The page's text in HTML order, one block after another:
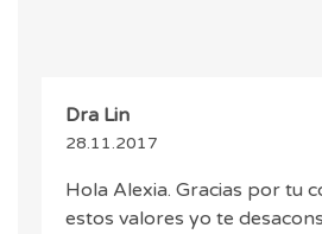
Dra Lin
28.11.2017
Hola Alexia. Gracias por tu
estos valores yo te